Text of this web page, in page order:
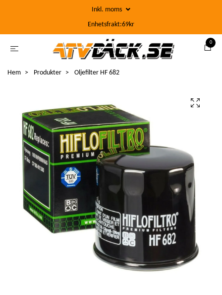
Inkl. moms
Enhetsfrakt:69kr
0
Hem Produkter Oljefilter HF 682